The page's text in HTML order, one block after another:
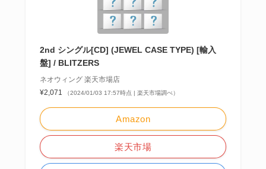
2nd シングル[CD] (JEWEL CASE TYPE) [輸入
盤] / BLITZERS
ネオウィング 楽天市場店
¥2,071
（2024/01/03 17:57時点 | 楽天市場調べ）
Amazon
楽天市場